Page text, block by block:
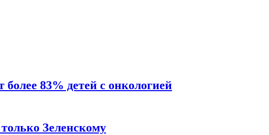
83% детей с онкологией
Зеленскому